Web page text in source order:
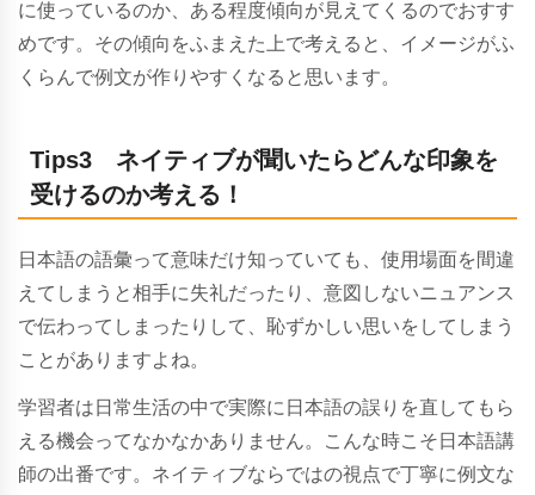
に使っているのか、ある程度傾向が見えてくるのでおすす
めです。その傾向をふまえた上で考えると、 イメージがふ
くらんで例文が作りやすくなると思います。
Tips3 ネイティブが聞いたらどんな印象を
受けるのか考える！
日本語の語彙って意味だけ知っていても、使用場面を間違
えてしまうと相手に失礼だったり、意図しないニュアンス
で伝わってしまったりして、恥ずかしい思いをしてしまう
ことがありますよね。
学習者は日常生活の中で実際に日本語の誤りを直してもら
える機会ってなかなかありません。こんな時こそ日本語講
師の出番です。ネイティブならではの視点で丁寧に例文な